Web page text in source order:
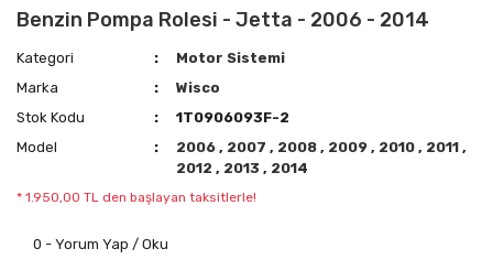
Benzin Pompa Rolesi - Jetta - 2006 - 2014
Kategori
Motor Sistemi
Marka
Wisco
Stok Kodu
1T0906093F-2
Model
2006, 2007, 2008, 2009, 2010, 2011,
2012, 2013, 2014
* 1.950,00 TL den başlayan taksitlerle!
0 - Yorum Yap / Oku